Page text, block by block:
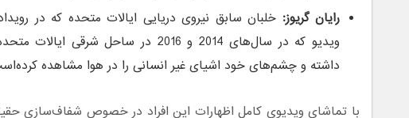
رایان گریوز:
ویدیو که در سال‌های 2014 و 2016 در ساحل
داشته و چشم‌های خود اشیای غیر انسانی را در هوا مشاهده
با تماشای ویدیوی کامل اظهارات این افراد در خصوص شفاف‌سازی